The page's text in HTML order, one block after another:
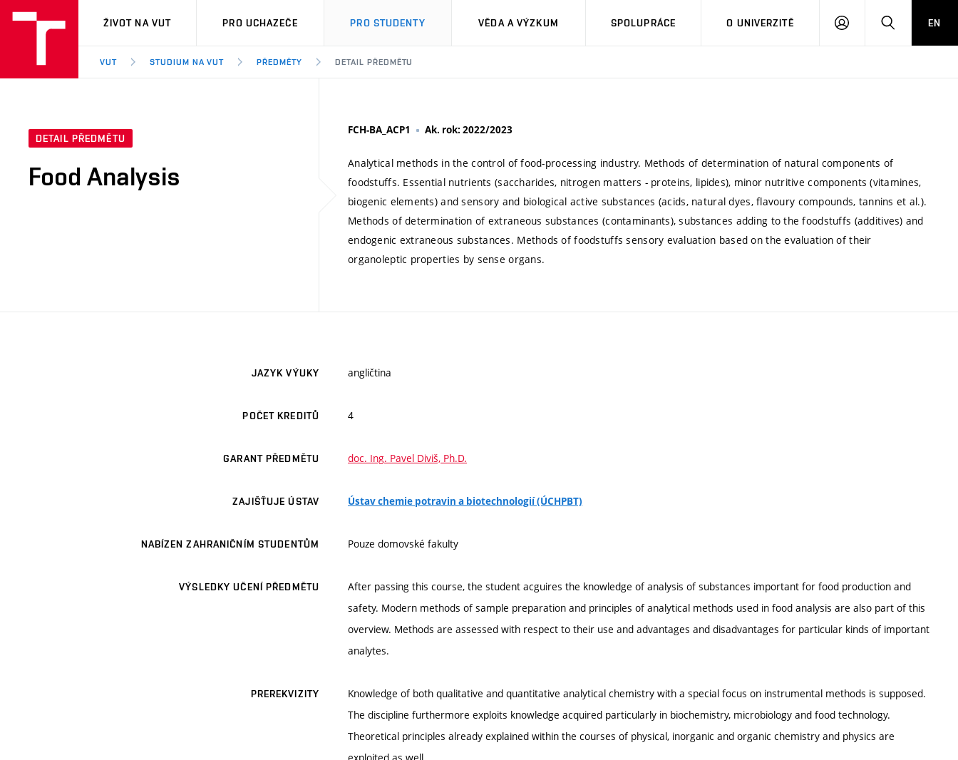
VUT
ŽIVOT NA VUT PRO UCHAZEČE PRO STUDENTY VĚDA A VÝZKUM SPOLUPRÁCE O UNIVERZITĚ
PŘIHLÁSIT HLEDATEN
VUT STUDIUM NA VUT PŘEDMĚTY DETAIL PŘEDMĚTU
DETAIL PŘEDMĚTU
Food Analysis
FCH-BA_ACP1 Ak. rok: 2022/2023
Analytical methods in the control of food-processing industry. Methods of determination of natural components of
foodstuffs. Essential nutrients (saccharides, nitrogen matters - proteins, lipides), minor nutritive components (vitamines,
biogenic elements) and sensory and biological active substances (acids, natural dyes, flavoury compounds, tannins et al.).
Methods of determination of extraneous substances (contaminants), substances adding to the foodstuffs (additives) and
endogenic extraneous substances. Methods of foodstuffs sensory evaluation based on the evaluation of their
organoleptic properties by sense organs.
JAZYK VÝUKY angličtina
POČET KREDITŮ 4
GARANT PŘEDMĚTU doc. Ing. Pavel Diviš, Ph.D.
ZAJIŠŤUJE ÚSTAV Ústav chemie potravin a biotechnologií (ÚCHPBT)
NABÍZEN ZAHRANIČNÍM STUDENTŮM Pouze domovské fakulty
VÝSLEDKY UČENÍ PŘEDMĚTU
After passing this course, the student acguires the knowledge of analysis of substances important for food production and
safety. Modern methods of sample preparation and principles of analytical methods used in food analysis are also part of this
overview. Methods are assessed with respect to their use and advantages and disadvantages for particular kinds of important
analytes.
PREREKVIZITY
Knowledge of both qualitative and quantitative analytical chemistry with a special focus on instrumental methods is supposed.
The discipline furthermore exploits knowledge acquired particularly in biochemistry, microbiology and food technology.
Theoretical principles already explained within the courses of physical, inorganic and organic chemistry and physics are